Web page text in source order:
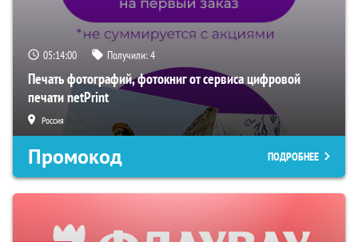
05:13:59 Получили:4
Печать фотографий, фотокниг от сервиса цифровой
печати netPrint
Россия
Промокод ПОДРОБНЕЕ